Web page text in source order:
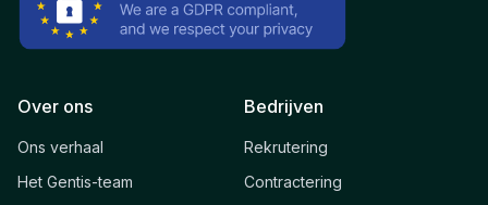
Over ons
Ons verhaal
Het Gentis-team
Bedrijven
Rekrutering
Contractering